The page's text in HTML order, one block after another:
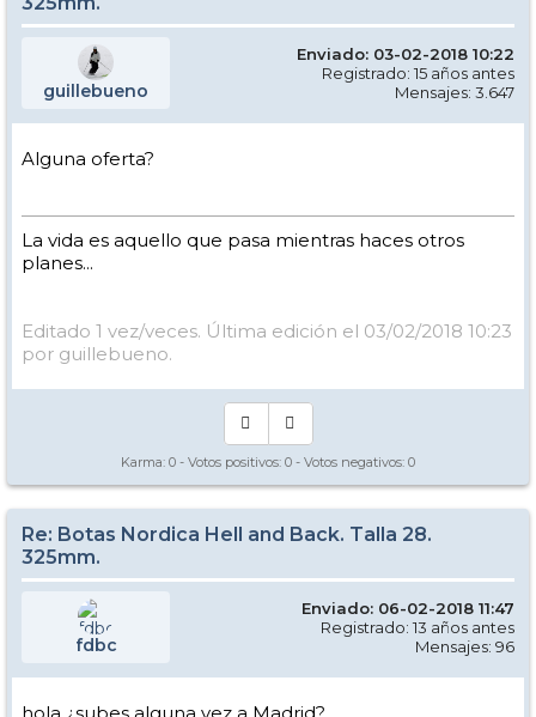
guillebueno
Enviado: 03-02-2018 10:22
Registrado: 15 años antes
Mensajes: 3.647
Alguna oferta?
La vida es aquello que pasa mientras haces otros
planes...
Editado 1 vez/veces. Última edición el 03/02/2018 10:23
por guillebueno.
Karma: 0 - Votos positivos: 0 - Votos negativos: 0
Re: Botas Nordica Hell and Back. Talla 28.
325mm.
fdbc
Enviado: 06-02-2018 11:47
Registrado: 13 años antes
Mensajes: 96